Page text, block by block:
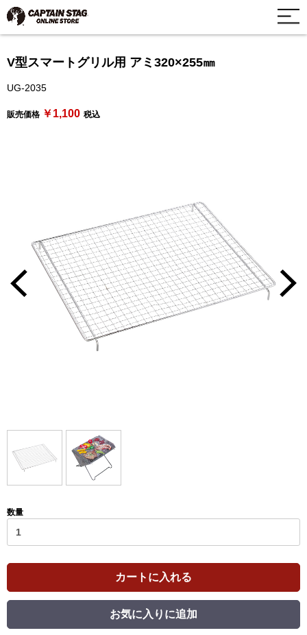
V型スマートグリル用 アミ320×255㎜
UG-2035
販売価格 ￥1,100 税込
数量
カートに入れる
お気に入りに追加